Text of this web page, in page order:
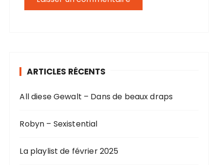
ARTICLES RÉCENTS
All diese Gewalt – Dans de beaux draps
Robyn – Sexistential
La playlist de février 2025